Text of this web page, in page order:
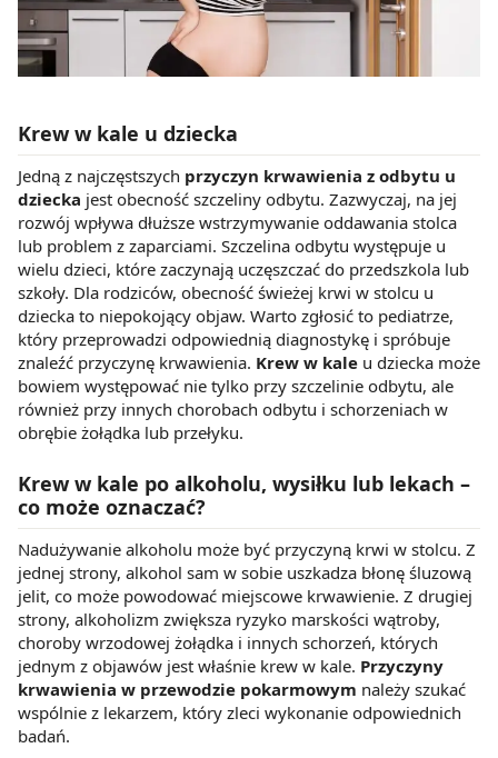
z brakiem dostępu do wszystkich funkcjonalności
Strony.
Krew w kale u dziecka
Jedną z najczęstszych przyczyn krwawienia z odbytu u
dziecka jest obecność szczeliny odbytu. Zazwyczaj, na jej
rozwój wpływa dłuższe wstrzymywanie oddawania stolca
lub problem z zaparciami. Szczelina odbytu występuje u
wielu dzieci, które zaczynają uczęszczać do przedszkola lub
szkoły. Dla rodziców, obecność świeżej krwi w stolcu u
dziecka to niepokojący objaw. Warto zgłosić to pediatrze,
który przeprowadzi odpowiednią diagnostykę i spróbuje
znaleźć przyczynę krwawienia. Krew w kale u dziecka może
bowiem występować nie tylko przy szczelinie odbytu, ale
również przy innych chorobach odbytu i schorzeniach w
obrębie żołądka lub przełyku.
Krew w kale po alkoholu, wysiłku lub lekach –
co może oznaczać?
Nadużywanie alkoholu może być przyczyną krwi w stolcu. Z
jednej strony, alkohol sam w sobie uszkadza błonę śluzową
jelit, co może powodować miejscowe krwawienie. Z drugiej
strony, alkoholizm zwiększa ryzyko marskości wątroby,
choroby wrzodowej żołądka i innych schorzeń, których
jednym z objawów jest właśnie krew w kale. Przyczyny
krwawienia w przewodzie pokarmowym należy szukać
wspólnie z lekarzem, który zleci wykonanie odpowiednich
badań.